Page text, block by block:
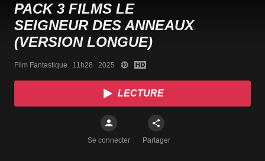
PACK 3 FILMS LE
SEIGNEUR DES ANNEAUX
(VERSION LONGUE)
Film Fantastique   11h28   2025
LECTURE
Se connecter Partager